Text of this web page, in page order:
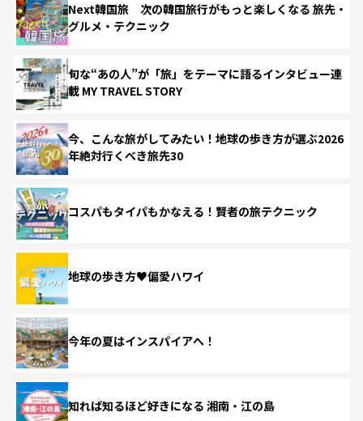
Next韓国旅 次の韓国旅行がもっと楽しくなる 旅先・
グルメ・テクニック
旬な“あの人”が「旅」をテーマに語るインタビュー連
載 MY TRAVEL STORY
今、こんな旅がしてみたい！地球の歩き方が選ぶ2026
年絶対行くべき旅先30
コスパもタイパもかなえる！賢者の旅テクニック
地球の歩き方♥偏愛ハワイ
今年の夏はインスパイアへ！
知れば知るほど好きになる 湘南・江の島